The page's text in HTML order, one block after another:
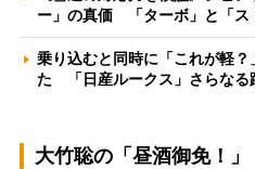
ー」の真価 「ターボ」と「
乗り込むと同時に「これが軽
た 「日産ルークス」さらな
大竹聡の「昼酒御免！」